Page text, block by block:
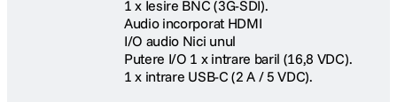
1 x Iesire BNC (3G-SDI).
Audio incorporat HDMI
I/O audio Nici unul
Putere I/O 1 x intrare baril (16,8 VDC).
1 x intrare USB-C (2 A / 5 VDC).